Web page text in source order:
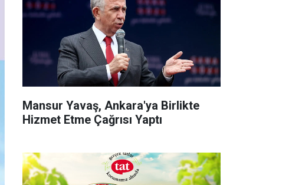
Mansur Yavaş, Ankara'ya Birlikte
Hizmet Etme Çağrısı Yaptı